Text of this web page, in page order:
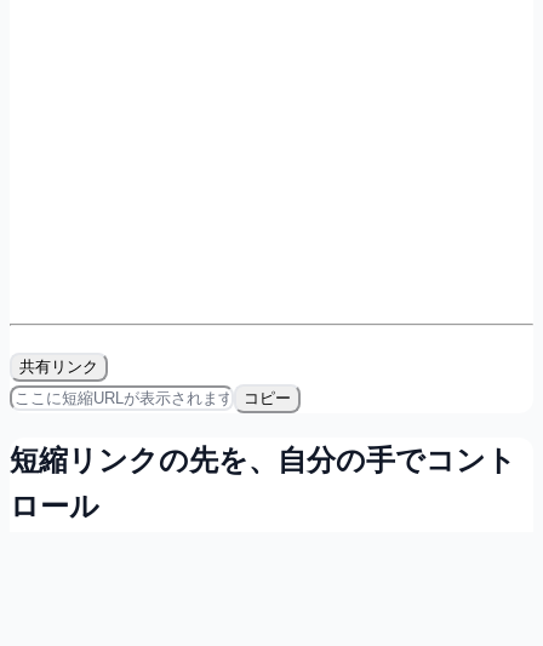
共有リンク
コピー
短縮リンクの先を、自分の手でコント
ロール